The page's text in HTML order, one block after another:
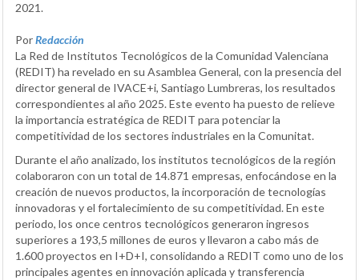
2021.
PorRedacción
La Red de Institutos Tecnológicos de la Comunidad Valenciana
(REDIT) ha revelado en su Asamblea General, con la presencia del
director general de IVACE+i, Santiago Lumbreras, los resultados
correspondientes al año 2025. Este evento ha puesto de relieve
la importancia estratégica de REDIT para potenciar la
competitividad de los sectores industriales en la Comunitat.
Durante el año analizado, los institutos tecnológicos de la región
colaboraron con un total de 14.871 empresas, enfocándose en la
creación de nuevos productos, la incorporación de tecnologías
innovadoras y el fortalecimiento de su competitividad. En este
periodo, los once centros tecnológicos generaron ingresos
superiores a 193,5 millones de euros y llevaron a cabo más de
1.600 proyectos en I+D+I, consolidando a REDIT como uno de los
principales agentes en innovación aplicada y transferencia